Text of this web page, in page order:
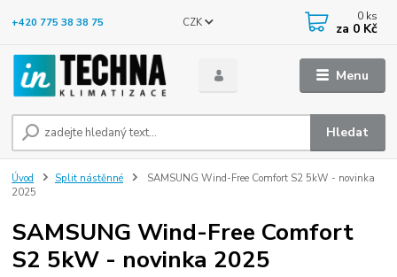
Menu
CZK
Hledat
+420 775 38 38 75 0 ks
za 0 Kč
Úvod Split nástěnné
SAMSUNG Wind-Free Comfort S2 5kW - novinka
2025
SAMSUNG Wind-Free Comfort
S2 5kW - novinka 2025